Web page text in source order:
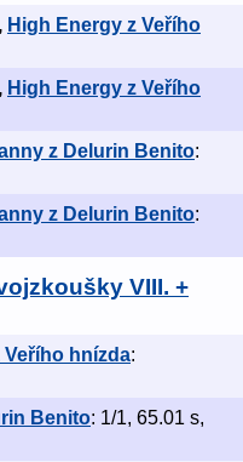
, High Energy z Veřího
, High Energy z Veřího
z Delurin Benito:
z Delurin Benito:
VIII. +
Veřího hnízda:
Benito: 1/1, 65.01 s,